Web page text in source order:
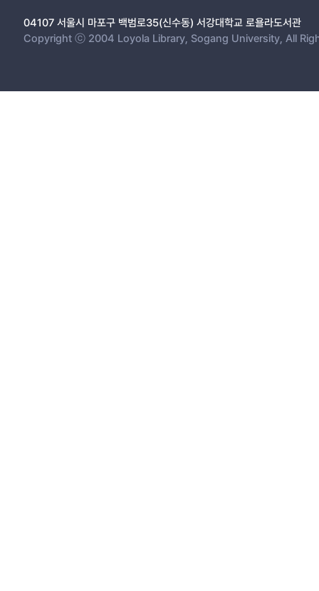
04107 서울시 마포구 백범로35(신수동) 서강대학교 로욜라도서관
Copyright ⓒ 2004 Loyola Library, Sogang University, All